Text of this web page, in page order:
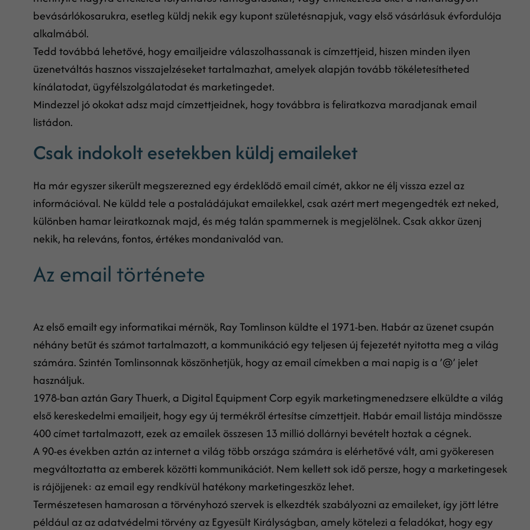
bevásárlókosarukra, esetleg küldj nekik egy kupont születésnapjuk, vagy első vásárlásuk évfordulója
alkalmából.
Tedd továbbá lehetővé, hogy emailjeidre válaszolhassanak is címzettjeid, hiszen minden ilyen
üzenetváltás hasznos visszajelzéseket tartalmazhat, amelyek alapján tovább tökéletesítheted
kínálatodat, ügyfélszolgálatodat és marketingedet.
Mindezzel jó okokat adsz majd címzettjeidnek, hogy továbbra is feliratkozva maradjanak email
listádon.
Csak indokolt esetekben küldj emaileket
Ha már egyszer sikerült megszerezned egy érdeklődő email címét, akkor ne élj vissza ezzel az
információval. Ne küldd tele a postaládájukat emailekkel, csak azért mert megengedték ezt neked,
különben hamar leiratkoznak majd, és még talán spammernek is megjelölnek. Csak akkor üzenj
nekik, ha releváns, fontos, értékes mondanivalód van.
Az email története
Az első emailt egy informatikai mérnök, Ray Tomlinson küldte el 1971-ben. Habár az üzenet csupán
néhány betűt és számot tartalmazott, a kommunikáció egy teljesen új fejezetét nyitotta meg a világ
számára. Szintén Tomlinsonnak köszönhetjük, hogy az email címekben a mai napig is a ’@’ jelet
használjuk.
1978-ban aztán Gary Thuerk, a Digital Equipment Corp egyik marketingmenedzsere elküldte a világ
első kereskedelmi emailjeit, hogy egy új termékről értesítse címzettjeit. Habár email listája mindössze
400 címet tartalmazott, ezek az emailek összesen 13 millió dollárnyi bevételt hoztak a cégnek.
A 90-es években aztán az internet a világ több országa számára is elérhetővé vált, ami gyökeresen
megváltoztatta az emberek közötti kommunikációt. Nem kellett sok idő persze, hogy a marketingesek
is rájöjjenek: az email egy rendkívül hatékony marketingeszköz lehet.
Természetesen hamarosan a törvényhozó szervek is elkezdték szabályozni az emaileket, így jött létre
például az az adatvédelmi törvény az Egyesült Királyságban, amely kötelezi a feladókat, hogy egy